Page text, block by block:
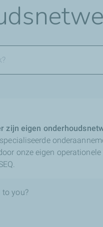
zijn eigen
onze eigen
to you?